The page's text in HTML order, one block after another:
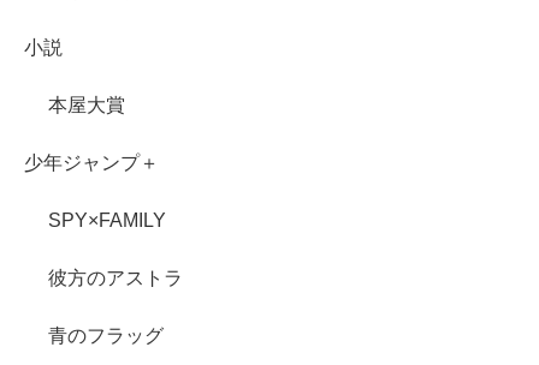
小説
本屋大賞
少年ジャンプ＋
SPY×FAMILY
彼方のアストラ
青のフラッグ